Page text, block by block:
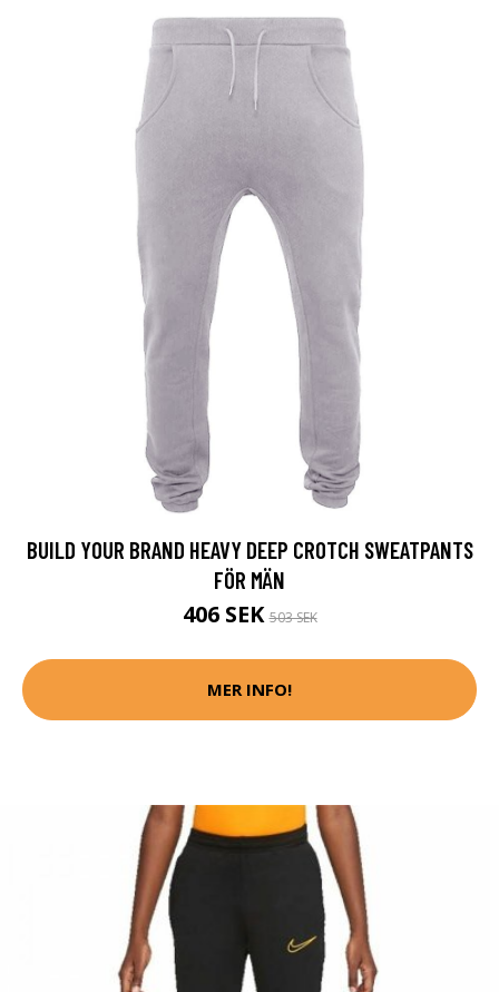
BUILD YOUR BRAND HEAVY DEEP CROTCH SWEATPANTS
FÖR MÄN
406 SEK503 SEK
MER INFO!